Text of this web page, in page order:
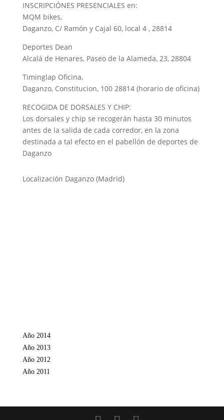
INSCRIPCIÓNES PRESENCIALES en:
MQM bikes,
Daganzo, C/ Ramón y Cajal 60, local 4 , 28814
Deportes Dean
Alcalá de Henares, Paseo de la Alameda, 23, 28804
Timinglap Oficina,
Daganzo, Constitucion, 100 28814 (horario de oficina)
RECOGIDA DE DORSALES Y CHIP:
Los dorsales y chip se recogerán hasta 30 minutos
antes de la salida de cada corredor, en la zona
destinada a tal efecto en el pabellón de deportes de
Daganzo
Localización Daganzo (Madrid)
Año 2014
Año 2013
Año 2012
Año 2011